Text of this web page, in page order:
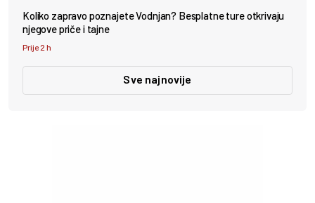
Koliko zapravo poznajete Vodnjan? Besplatne ture otkrivaju
njegove priče i tajne
Prije 2 h
Sve najnovije